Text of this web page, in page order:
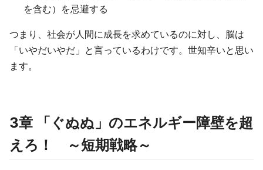
を含む）を忌避する
つまり、社会が人間に成長を求めているのに対し、脳は
「いやだいやだ」と言っているわけです。世知辛いと思い
ます。
3章 「ぐぬぬ」のエネルギー障壁を超
えろ！ ～短期戦略～